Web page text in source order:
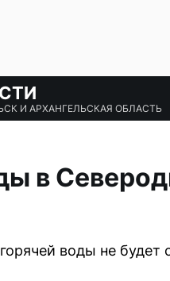
И АРХАНГЕЛЬСКАЯ ОБЛАСТЬ
в
воды не